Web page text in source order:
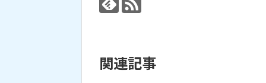
関連記事